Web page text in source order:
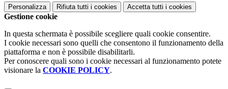
Personalizza Rifiuta tutti i cookies Accetta tutti i cookies
Gestione cookie
In questa schermata è possibile scegliere quali cookie consentire.
I cookie necessari sono quelli che consentono il funzionamento della
piattaforma e non è possibile disabilitarli.
Per conoscere quali sono i cookie necessari al funzionamento potete
visionare la COOKIE POLICY.